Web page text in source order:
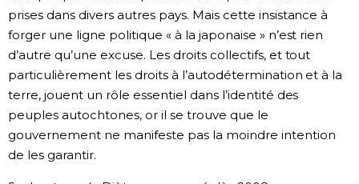
prises dans divers autres pays. Mais cette insistance à
forger une ligne politique « à la japonaise » n’est rien
d’autre qu’une excuse. Les droits collectifs, et tout
particulièrement les droits à l’autodétermination et à la
terre, jouent un rôle essentiel dans l’identité des
peuples autochtones, or il se trouve que le
gouvernement ne manifeste pas la moindre intention
de les garantir.